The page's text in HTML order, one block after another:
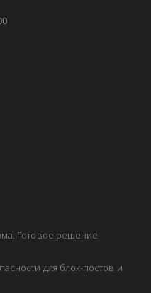
Готовое решение
для блок-постов и